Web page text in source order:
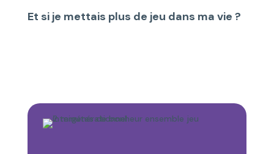
Et si je mettais plus de jeu dans ma vie ?